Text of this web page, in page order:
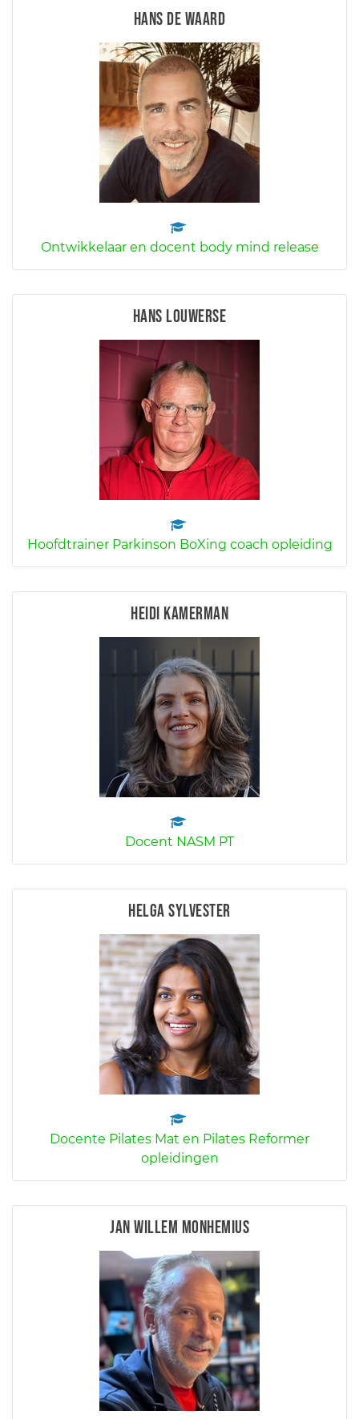
Hans de Waard
Ontwikkelaar en docent body mind release
Hans Louwerse
Hoofdtrainer Parkinson BoXing coach opleiding
Heidi Kamerman
Docent NASM PT
Helga Sylvester
Docente Pilates Mat en Pilates Reformer
opleidingen
Jan Willem Monhemius